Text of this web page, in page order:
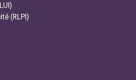
(RLPI)